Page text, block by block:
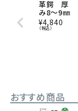
革鍔 厚
み8～9㎜
¥4,840
（税込）
おすすめ商品